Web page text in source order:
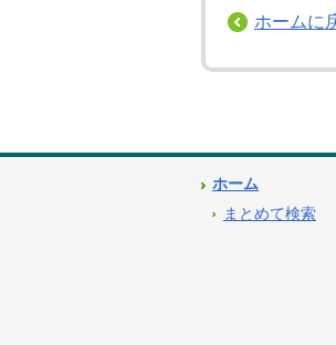
ホームに
ホーム
まとめて検索